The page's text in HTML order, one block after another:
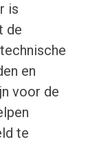
is
de
en
voor de
te